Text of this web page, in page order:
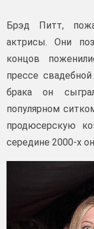
Брэд Питт,
актрисы. Они
концов
прессе
брака он
популярном
продюсерскую
середине 2000-х